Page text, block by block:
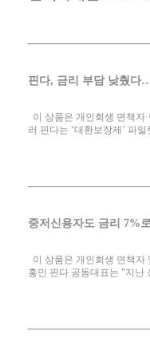
핀다, 금리 부담 낮췄다
이 상품은 개인회생 면책자
러 핀다는 ‘대환보장제’ 파
중저신용자도 금리 7%
이 상품은 개인회생 면책자
홍민 핀다 공동대표는 "지난